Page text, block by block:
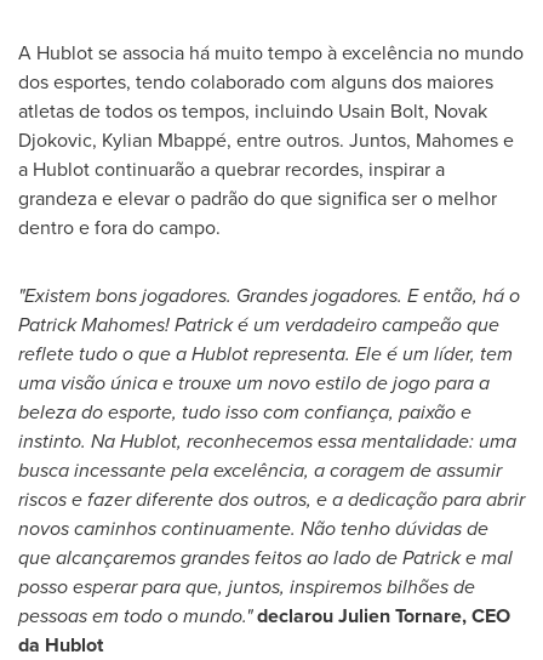
A Hublot se associa há muito tempo à excelência no mundo
dos esportes, tendo colaborado com alguns dos maiores
atletas de todos os tempos, incluindo Usain Bolt, Novak
Djokovic, Kylian Mbappé, entre outros. Juntos, Mahomes e
a Hublot continuarão a quebrar recordes, inspirar a
grandeza e elevar o padrão do que significa ser o melhor
dentro e fora do campo.
"Existem bons jogadores. Grandes jogadores. E então, há o
Patrick Mahomes! Patrick é um verdadeiro campeão que
reflete tudo o que a Hublot representa. Ele é um líder, tem
uma visão única e trouxe um novo estilo de jogo para a
beleza do esporte, tudo isso com confiança, paixão e
instinto. Na Hublot, reconhecemos essa mentalidade: uma
busca incessante pela excelência, a coragem de assumir
riscos e fazer diferente dos outros, e a dedicação para abrir
novos caminhos continuamente. Não tenho dúvidas de
que alcançaremos grandes feitos ao lado de Patrick e mal
posso esperar para que, juntos, inspiremos bilhões de
pessoas em todo o mundo."declarouJulien Tornare, CEO
da Hublot